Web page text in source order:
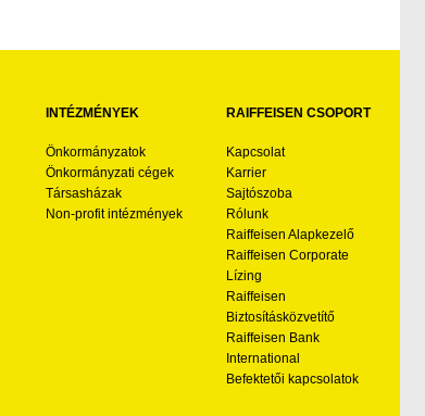
INTÉZMÉNYEK
Önkormányzatok
Önkormányzati cégek
Társasházak
Non-profit intézmények
RAIFFEISEN CSOPORT
Kapcsolat
Karrier
Sajtószoba
Rólunk
Raiffeisen Alapkezelő
Raiffeisen Corporate
Lízing
Raiffeisen
Biztosításközvetítő
Raiffeisen Bank
International
Befektetői kapcsolatok